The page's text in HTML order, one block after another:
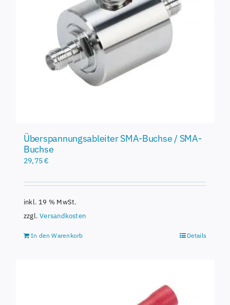
Überspannungsableiter SMA-Buchse / SMA-
Buchse
29,75€
inkl. 19 % MwSt.
zzgl.Versandkosten
In den Warenkorb Details